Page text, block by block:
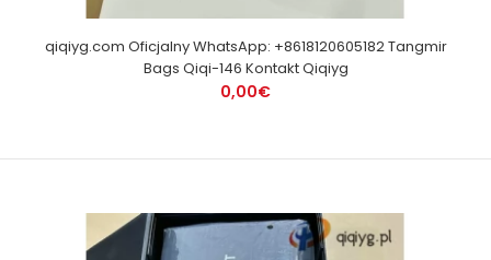
qiqiyg.com Oficjalny WhatsApp: +8618120605182 Tangmir
Bags Qiqi-146 Kontakt Qiqiyg
0,00€